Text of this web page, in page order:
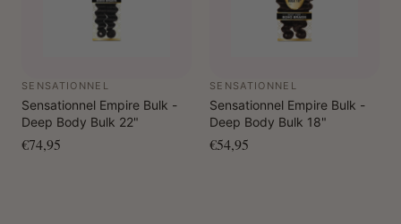
SENSATIONNEL
Sensationnel Empire Bulk -
Deep Body Bulk 22"
€74,95
SENSATIONNEL
Sensationnel Empire Bulk -
Deep Body Bulk 18"
€54,95